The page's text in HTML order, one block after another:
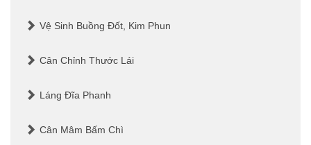
Vệ Sinh Buồng Đốt, Kim Phun
Cân Chỉnh Thước Lái
Láng Đĩa Phanh
Cân Mâm Bấm Chì